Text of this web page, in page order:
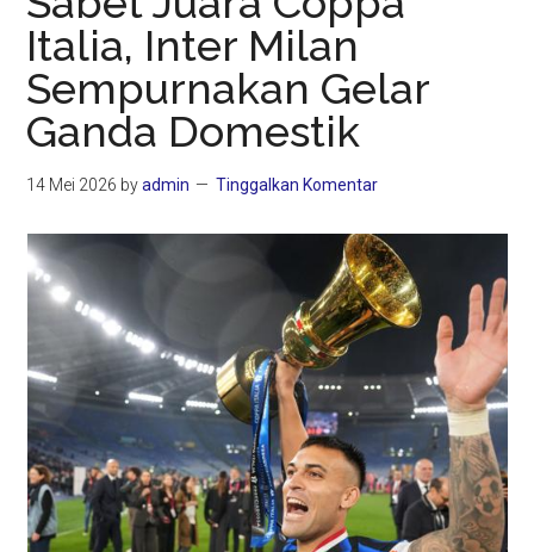
Italia, Inter Milan
Sempurnakan Gelar
Ganda Domestik
14 Mei 2026 byadmin Tinggalkan Komentar